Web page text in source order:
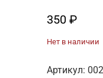
350 ₽
Нет в наличии
Артикул: